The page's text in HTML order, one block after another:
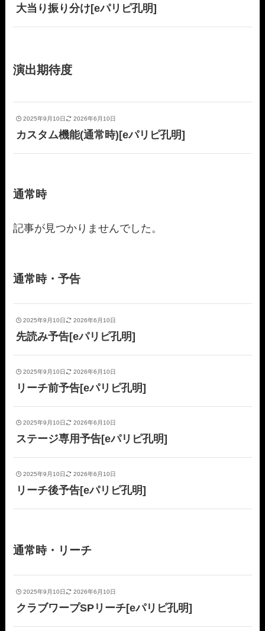
大当り振り分け[eパリピ孔明]
演出期待度
2025年9月10日 2026年6月10日
カスタム機能(通常時)[eパリピ孔明]
通常時
記事が見つかりませんでした。
通常時・予告
2025年9月10日 2026年6月10日
先読み予告[eパリピ孔明]
2025年9月10日 2026年6月10日
リーチ前予告[eパリピ孔明]
2025年9月10日 2026年6月10日
ステージ専用予告[eパリピ孔明]
2025年9月10日 2026年6月10日
リーチ後予告[eパリピ孔明]
通常時・リーチ
2025年9月10日 2026年6月10日
クラブワープSPリーチ[eパリピ孔明]